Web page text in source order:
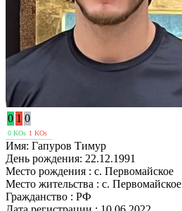
0 1 0
0 KOs 1 KOs
Имя: Гапуров Тимур
День рождения: 22.12.1991
Место рождения : с. Первомайское
Место жительства : с. Первомайское
Гражданство : РФ